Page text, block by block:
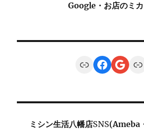
Google・お店のミ
LinkFacebook
ミシン生活八幡店SNS(Ameba